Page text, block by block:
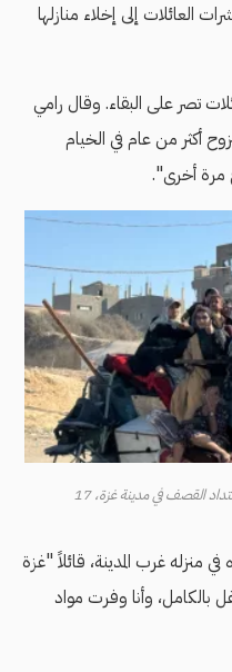
إلى إخلاء منازلها
تصر على البقاء. وقال رامي
أكثر من عام في الخيام
مرة أخرى".
تصاعد موجات النزوح إلى الجنوب نتيجة اشتداد القصف في مدينة غزة، 17
عامًا، صموده في منزله غرب المدينة، قائلاً "غزة
بالكامل، وأنا وفرت مواد